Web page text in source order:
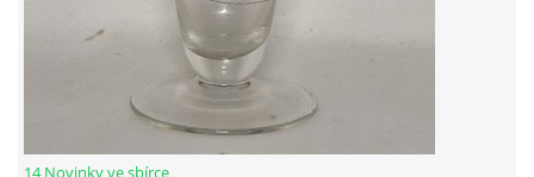
14 Novinky ve sbírce